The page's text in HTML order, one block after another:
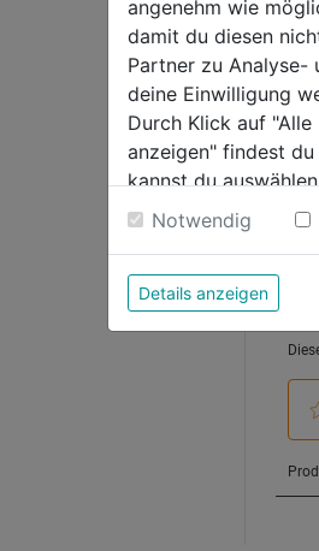
5
angenehm wie
damit du diesen
Partner zu Analyse-
deine Einwilligung
Durch Klick auf
anzeigen" findest
kannst du
Weitere
Notwendig
Details anzeigen